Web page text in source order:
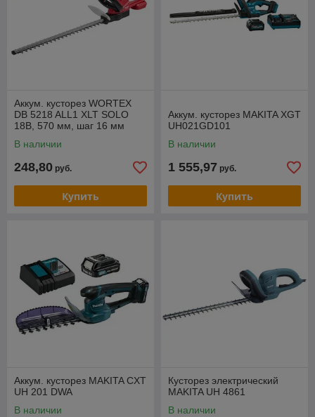
Аккум. кусторез WORTEX
DB 5218 ALL1 XLT SOLO
18В, 570 мм, шаг 16 мм
В наличии
248,80 руб.
Купить
Аккум. кусторез MAKITA XGT
UH021GD101
В наличии
1 555,97 руб.
Купить
Аккум. кусторез MAKITA CXT
UH 201 DWA
В наличии
Кусторез электрический
MAKITA UH 4861
В наличии